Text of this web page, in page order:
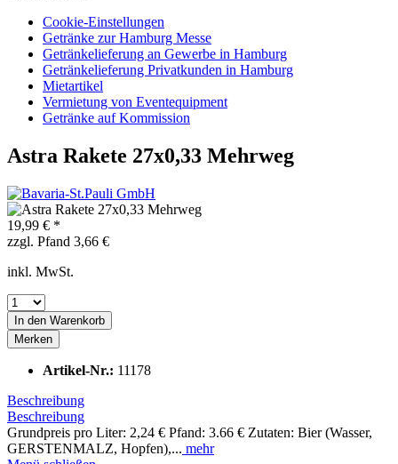
Cookie-Einstellungen
Getränke zur Hamburg Messe
Getränkelieferung an Gewerbe in Hamburg
Getränkelieferung Privatkunden in Hamburg
Mietartikel
Vermietung von Eventequipment
Getränke auf Kommission
Astra Rakete 27x0,33 Mehrweg
19,99 € *
zzgl. Pfand 3,66 €
inkl. MwSt.
In den Warenkorb
Merken
Artikel-Nr.: 11178
Beschreibung
Beschreibung
Grundpreis pro Liter: 2,24 € Pfand: 3.66 € Zutaten: Bier (Wasser,
GERSTENMALZ, Hopfen),... mehr